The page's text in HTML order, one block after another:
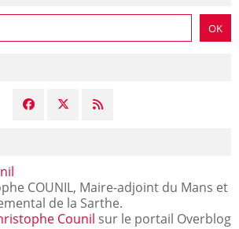
COUNIL, Maire-adjoint du Mans et
de la Sarthe.
Counil sur le portail Overblog